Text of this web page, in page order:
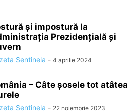
și impostură la
Prezidențială și
Sentinela - 4 aprilie 2024
– Câte șosele tot atâtea
Sentinela - 22 noiembrie 2023